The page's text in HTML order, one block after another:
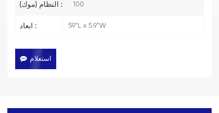
النظام (موك) : 100
ابعاد : 59"L x 5.9"W
استعلام